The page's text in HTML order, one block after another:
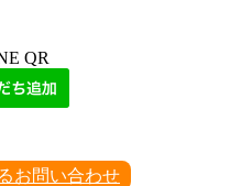
お問い合わせ